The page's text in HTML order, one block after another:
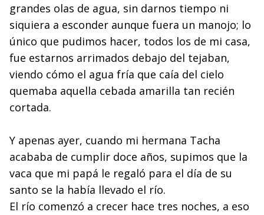
grandes olas de agua, sin dar­nos tiempo ni
siquiera a esconder aunque fuera un mano­jo; lo
único que pudimos hacer, todos los de mi casa,
fue estarnos arrimados debajo del tejaban,
viendo cómo el agua fría que caía del cielo
quemaba aquella cebada amarilla tan recién
cortada.
Y apenas ayer, cuando mi hermana Tacha
acababa de cumplir doce años, supimos que la
vaca que mi papá le re­galó para el día de su
santo se la había llevado el río.
El río comenzó a crecer hace tres noches, a eso